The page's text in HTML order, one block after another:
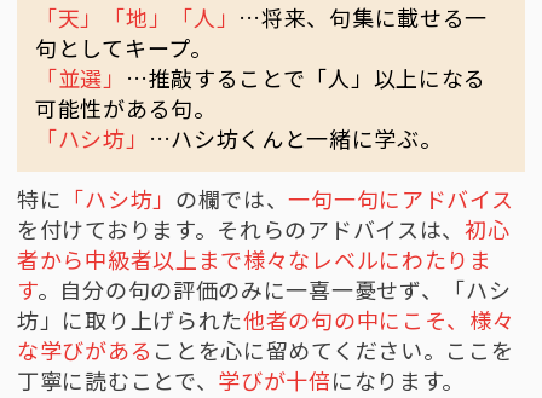
「天」「地」「人」 …将来、句集に載せる一
句としてキープ。
「並選」 …推敲することで「人」以上になる
可能性がある句。
「ハシ坊」 …ハシ坊くんと一緒に学ぶ。
特に 「ハシ坊」 の欄では、一句一句にアドバイス
を付けております。それらのアドバイスは、初心
者から中級者以上まで様々なレベルにわたりま
す。自分の句の評価のみに一喜一憂せず、「ハシ
坊」に取り上げられた他者の句の中にこそ、様々
な学びがある ことを心に留めてください。ここを
丁寧に読むことで、 学びが十倍になります。